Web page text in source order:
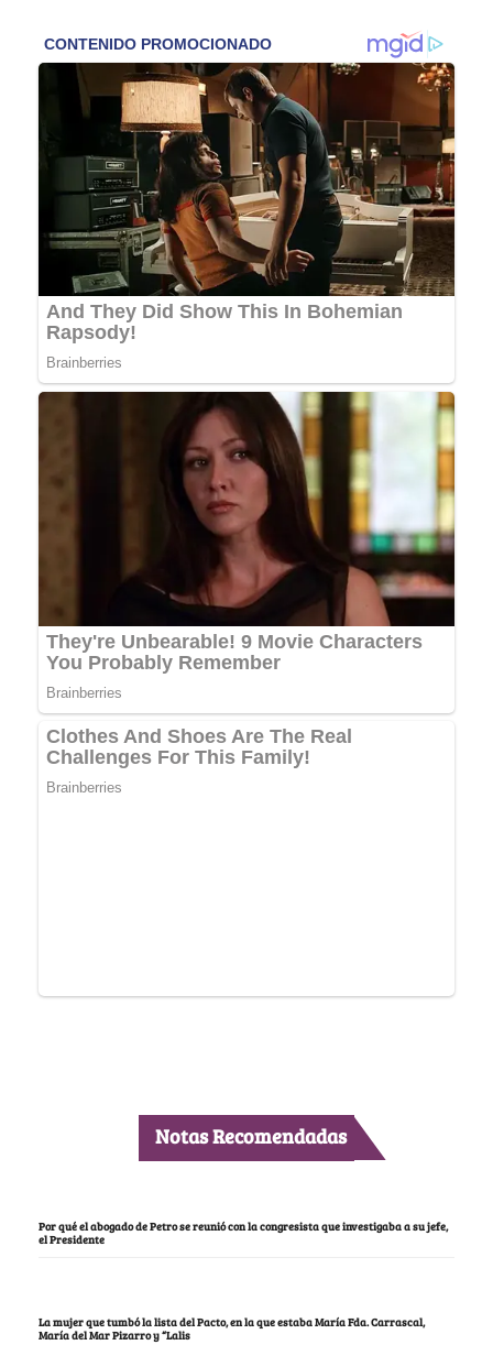
Notas Recomendadas
Por qué el abogado de Petro se reunió con la congresista que investigaba a su jefe,
el Presidente
La mujer que tumbó la lista del Pacto, en la que estaba María Fda. Carrascal,
María del Mar Pizarro y “Lalis